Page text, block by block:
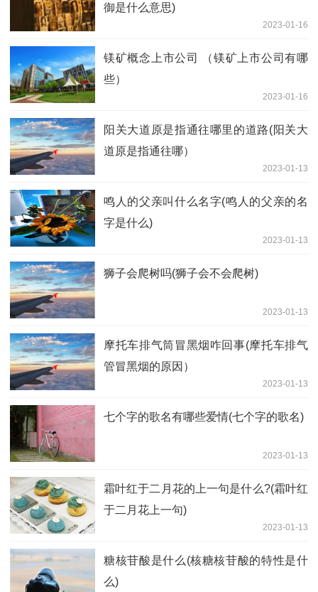
御是什么意思)
2023-01-16
镁矿概念上市公司 （镁矿上市公司有哪
些）
2023-01-16
阳关大道原是指通往哪里的道路(阳关大
道原是指通往哪）
2023-01-13
鸣人的父亲叫什么名字(鸣人的父亲的名
字是什么)
2023-01-13
狮子会爬树吗(狮子会不会爬树)
2023-01-13
摩托车排气筒冒黑烟咋回事(摩托车排气
管冒黑烟的原因）
2023-01-13
七个字的歌名有哪些爱情(七个字的歌名)
2023-01-13
霜叶红于二月花的上一句是什么?(霜叶红
于二月花上一句)
2023-01-13
糖核苷酸是什么(核糖核苷酸的特性是什
么)